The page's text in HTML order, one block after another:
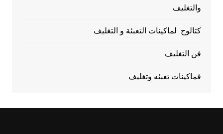
والتغليف
كتالوج لماكينات التعبئة و التغليف
فن التغليف
فماكينات تعبئه وتغليف